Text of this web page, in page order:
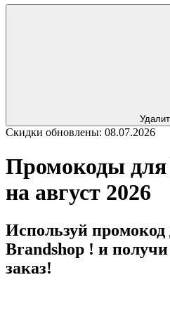
Скидки обновлены: 08.07.2026
Промокоды для
на август 2026
Используй промокод
Brandshop ! и
заказ!